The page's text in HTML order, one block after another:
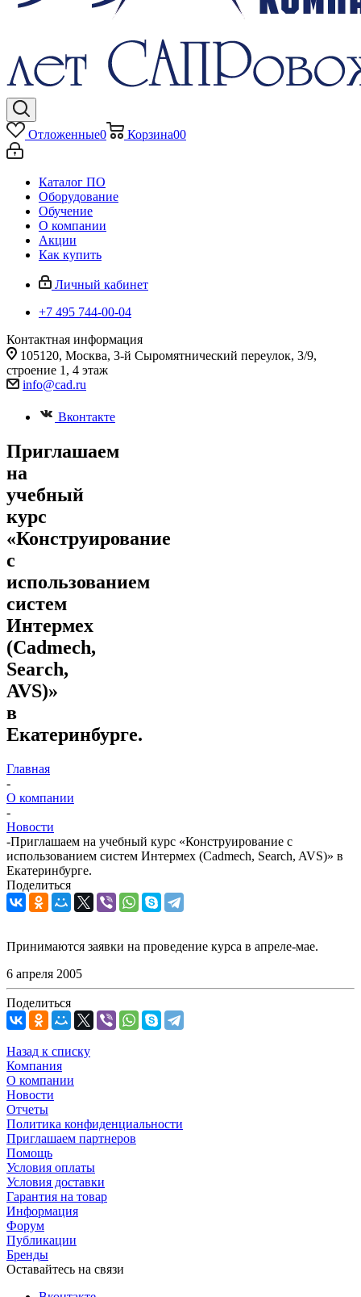
Отложенные0 Корзина00
Каталог ПО
Оборудование
Обучение
О компании
Акции
Как купить
Личный кабинет
+7 495 744-00-04
Контактная информация
105120, Москва, 3-й Сыромятнический переулок, 3/9,
строение 1, 4 этаж
info@cad.ru
Вконтакте
Приглашаем
на
учебный
курс
«Конструирование
с
использованием
систем
Интермех
(Cadmech,
Search,
AVS)»
в
Екатеринбурге.
Главная
-
О компании
-
Новости
-Приглашаем на учебный курс «Конструирование с
использованием систем Интермех (Cadmech, Search, AVS)» в
Екатеринбурге.
Поделиться
Принимаются заявки на проведение курса в апреле-мае.
6 апреля 2005
Поделиться
Назад к списку
Компания
О компании
Новости
Отчеты
Политика конфиденциальности
Приглашаем партнеров
Помощь
Условия оплаты
Условия доставки
Гарантия на товар
Информация
Форум
Публикации
Бренды
Оставайтесь на связи